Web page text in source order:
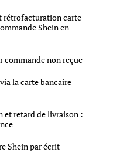
rétrofacturation carte
Shein en
commande non reçue
la carte bancaire
et retard de livraison :
Shein par écrit